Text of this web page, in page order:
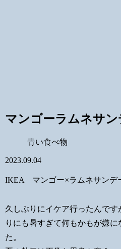
マンゴーラムネサン
青い食べ物
2023.09.04
IKEA マンゴー×ラムネサンデ
久しぶりにイケア行ったんです
りにも暑すぎて何もかもが嫌に
た。